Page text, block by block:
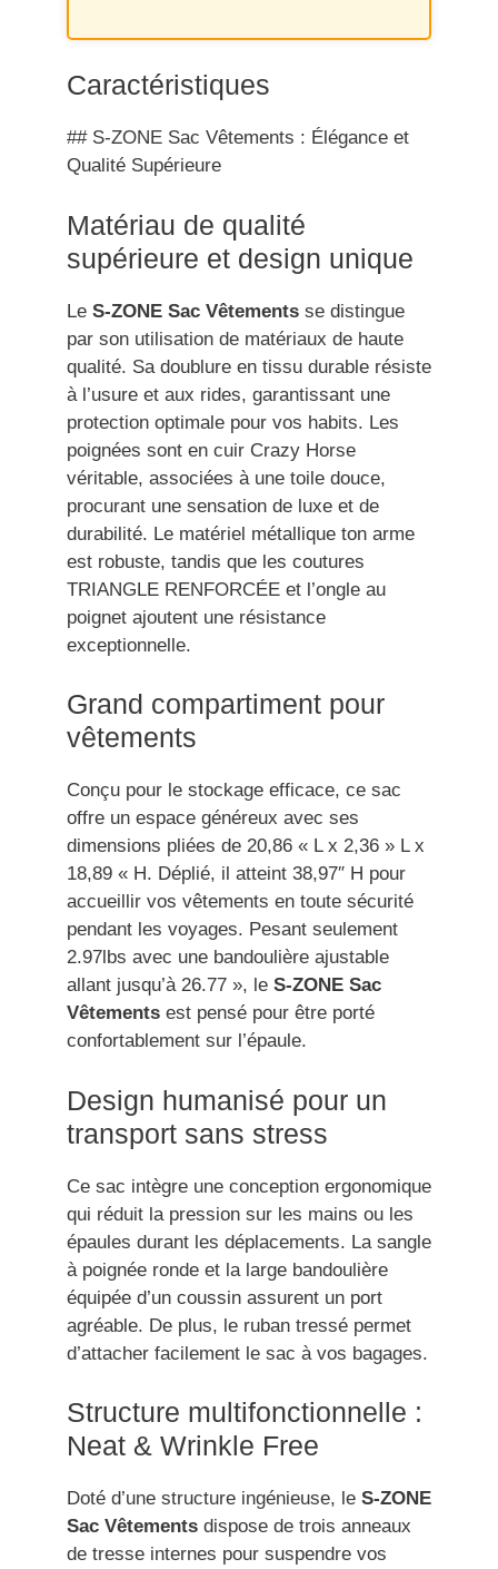
Caractéristiques
## S-ZONE Sac Vêtements : Élégance et
Qualité Supérieure
Matériau de qualité
supérieure et design unique
Le S-ZONE Sac Vêtements se distingue
par son utilisation de matériaux de haute
qualité. Sa doublure en tissu durable résiste
à l’usure et aux rides, garantissant une
protection optimale pour vos habits. Les
poignées sont en cuir Crazy Horse
véritable, associées à une toile douce,
procurant une sensation de luxe et de
durabilité. Le matériel métallique ton arme
est robuste, tandis que les coutures
TRIANGLE RENFORCÉE et l’ongle au
poignet ajoutent une résistance
exceptionnelle.
Grand compartiment pour
vêtements
Conçu pour le stockage efficace, ce sac
offre un espace généreux avec ses
dimensions pliées de 20,86 « L x 2,36 » L x
18,89 « H. Déplié, il atteint 38,97″ H pour
accueillir vos vêtements en toute sécurité
pendant les voyages. Pesant seulement
2.97lbs avec une bandoulière ajustable
allant jusqu’à 26.77 », le S-ZONE Sac
Vêtements est pensé pour être porté
confortablement sur l’épaule.
Design humanisé pour un
transport sans stress
Ce sac intègre une conception ergonomique
qui réduit la pression sur les mains ou les
épaules durant les déplacements. La sangle
à poignée ronde et la large bandoulière
équipée d’un coussin assurent un port
agréable. De plus, le ruban tressé permet
d’attacher facilement le sac à vos bagages.
Structure multifonctionnelle :
Neat & Wrinkle Free
Doté d’une structure ingénieuse, le S-ZONE
Sac Vêtements dispose de trois anneaux
de tresse internes pour suspendre vos